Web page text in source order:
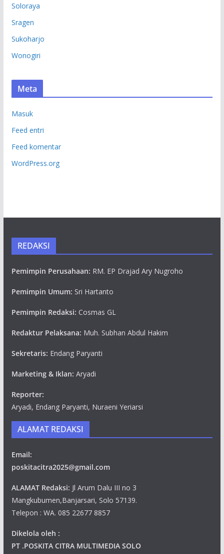
Soloraya
Sragen
Sukoharjo
Wonogiri
Meta
Masuk
Feed entri
Feed komentar
WordPress.org
REDAKSI
Pemimpin Perusahaan: RM. EP Drajad Ary Nugroho
Pemimpin Umum: Sri Hartanto
Pemimpin Redaksi: Cosmas GL
Redaktur Pelaksana: Muh. Subhan Abdul Hakim
Sekretaris: Endang Paryanti
Marketing & Iklan: Aryadi
Reporter:
Aryadi, Endang Paryanti, Nuraeni Yeriarsi
ALAMAT REDAKSI
Email:
poskitacitra2025@gmail.com
ALAMAT Redaksi: Jl Arum Dalu III no 3
Mangkubumen,Banjarsari, Solo 57139.
Telepon : WA. 085 22677 8857
Dikelola oleh :
PT .POSKITA CITRA MULTIMEDIA SOLO